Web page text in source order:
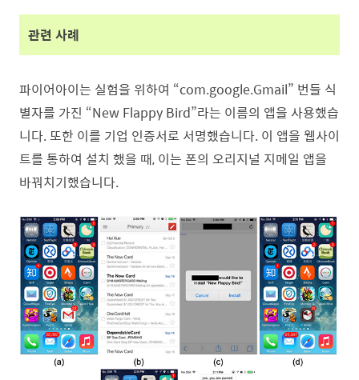
관련 사례
파이어아이는 실험을 위하여 “com.google.Gmail” 번들 식
별자를 가진 “New Flappy Bird”라는 이름의 앱을 사용했습
니다. 또한 이를 기업 인증서로 서명했습니다. 이 앱을 웹사이
트를 통하여 설치 했을 때, 이는 폰의 오리지널 지메일 앱을
바꿔치기했습니다.